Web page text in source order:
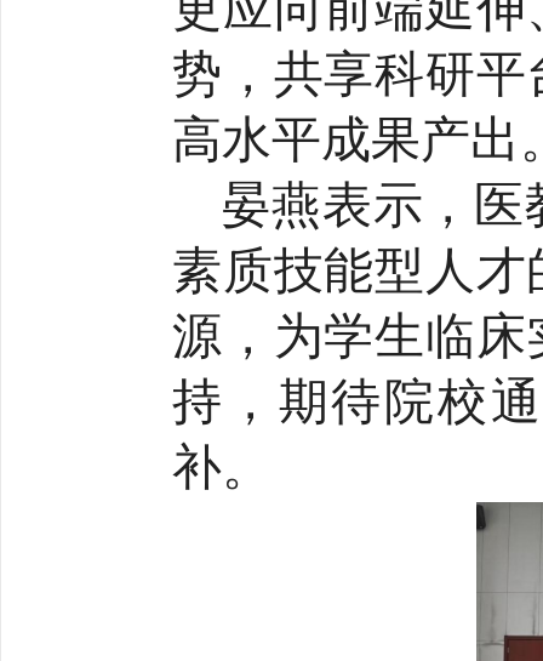
势，共享科研
高水平成果产出
晏燕表示，
素质技能型人
源，为学生临
持，期待院校
补。